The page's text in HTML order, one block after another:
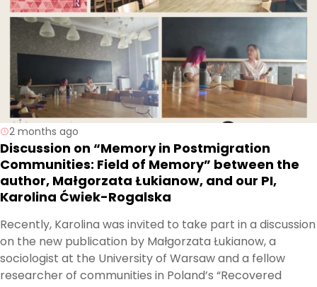
2 months ago
Discussion on “Memory in Postmigration
Communities: Field of Memory” between the
author, Małgorzata Łukianow, and our PI,
Karolina Ćwiek-Rogalska
Recently, Karolina was invited to take part in a discussion
on the new publication by Małgorzata Łukianow, a
sociologist at the University of Warsaw and a fellow
researcher of communities in Poland’s “Recovered